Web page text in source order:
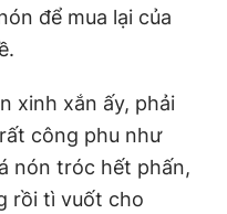
để mua lại của
xinh xắn ấy, phải
công phu như
nón tróc hết phấn,
rồi tì vuốt cho